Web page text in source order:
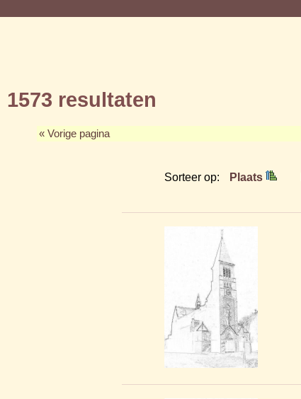
1573 resultaten
« Vorige pagina
Sorteer op: Plaats